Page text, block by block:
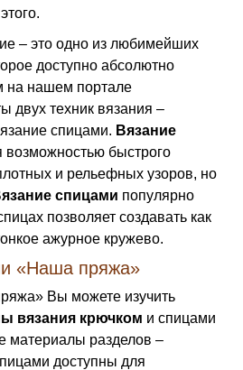
– это одно из любимейших
доступно абсолютно
на нашем портале
двух техник вязания –
спицами. Вязание
возможностью быстрого
и рельефных узоров, но
спицами популярно
позволяет создавать как
ажурное кружево.
«Наша пряжа»
Вы можете изучить
вязания крючком и спицами
материалы разделов –
доступны для